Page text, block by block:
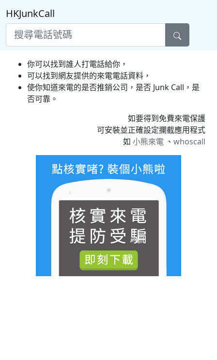
HKJunkCall
你可以找到誰人打電話給你，
可以找到網友提供的來電電話資料，
使你知道來電的是否推銷公司，是否 Junk Call，是
否可靠。
如要得到免費來電保護
可安裝並正確設定攔截應用程式
如 小熊來電 、 whoscall